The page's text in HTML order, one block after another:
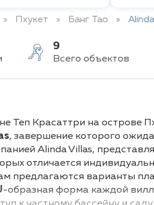
Пхукет Банг Тао
9
Всего объектов
Теп Красаттри на острове
, завершение которого
Alinda Villas,
отличается
предлагаются варианты
-образная форма каждой